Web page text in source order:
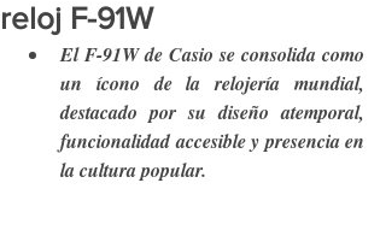
reloj F-91W
El F-91W de Casio se consolida como
un ícono de la relojería mundial,
destacado por su diseño atemporal,
funcionalidad accesible y presencia en
la cultura popular.